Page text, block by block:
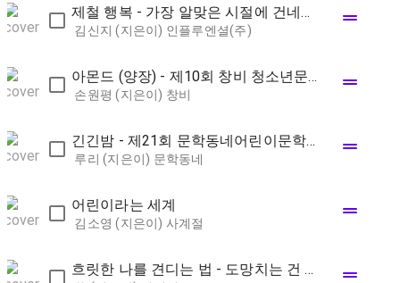
제철 행복 - 가장 알맞은 시절에 건네는 스물네 번의 다정한 안부
김신지 (지은이) 인플루엔셜(주) drag_handle
아몬드 (양장) - 제10회 창비 청소년문학상 수상작
손원평 (지은이) 창비 drag_handle
긴긴밤 - 제21회 문학동네어린이문학상 대상 수상작
루리 (지은이) 문학동네 drag_handle
어린이라는 세계
김소영 (지은이) 사계절 drag_handle
흐릿한 나를 견디는 법 - 도망치는 건 새로운 세계를 발견하는 일일 테니 drag_handle